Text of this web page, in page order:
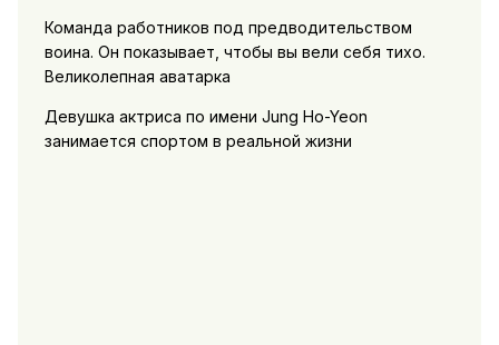
Команда работников под предводительством
воина. Он показывает, чтобы вы вели себя тихо.
Великолепная аватарка
Девушка актриса по имени Jung Ho-Yeon
занимается спортом в реальной жизни